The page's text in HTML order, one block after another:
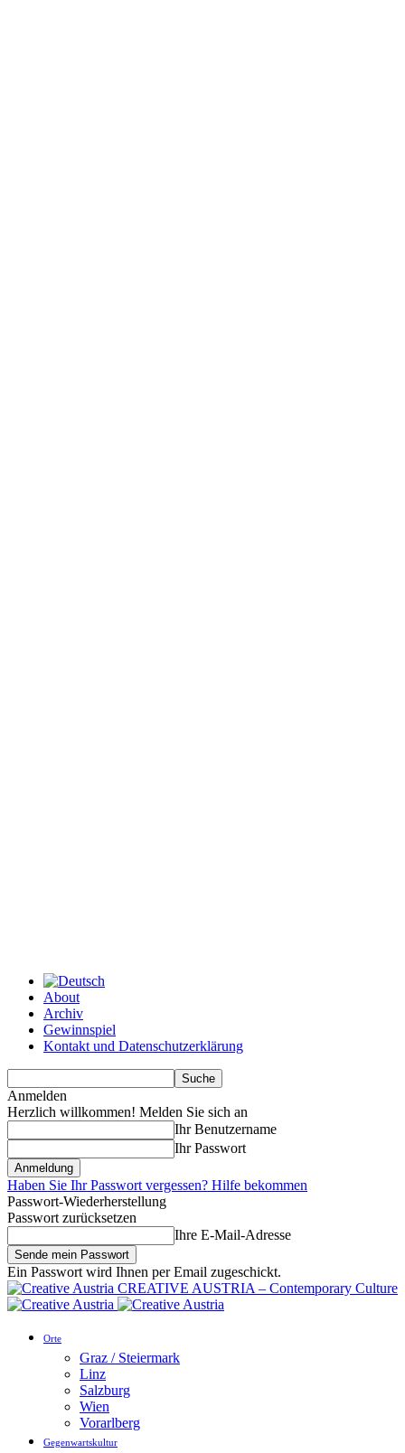
About
Archiv
Gewinnspiel
Kontakt und Datenschutzerklärung
Anmelden
Herzlich willkommen! Melden Sie sich an
Ihr Benutzername
Ihr Passwort
Haben Sie Ihr Passwort vergessen? Hilfe bekommen
Passwort-Wiederherstellung
Passwort zurücksetzen
Ihre E-Mail-Adresse
Ein Passwort wird Ihnen per Email zugeschickt.
CREATIVE AUSTRIA – Contemporary Culture
Orte
Graz / Steiermark
Linz
Salzburg
Wien
Vorarlberg
Gegenwartskultur